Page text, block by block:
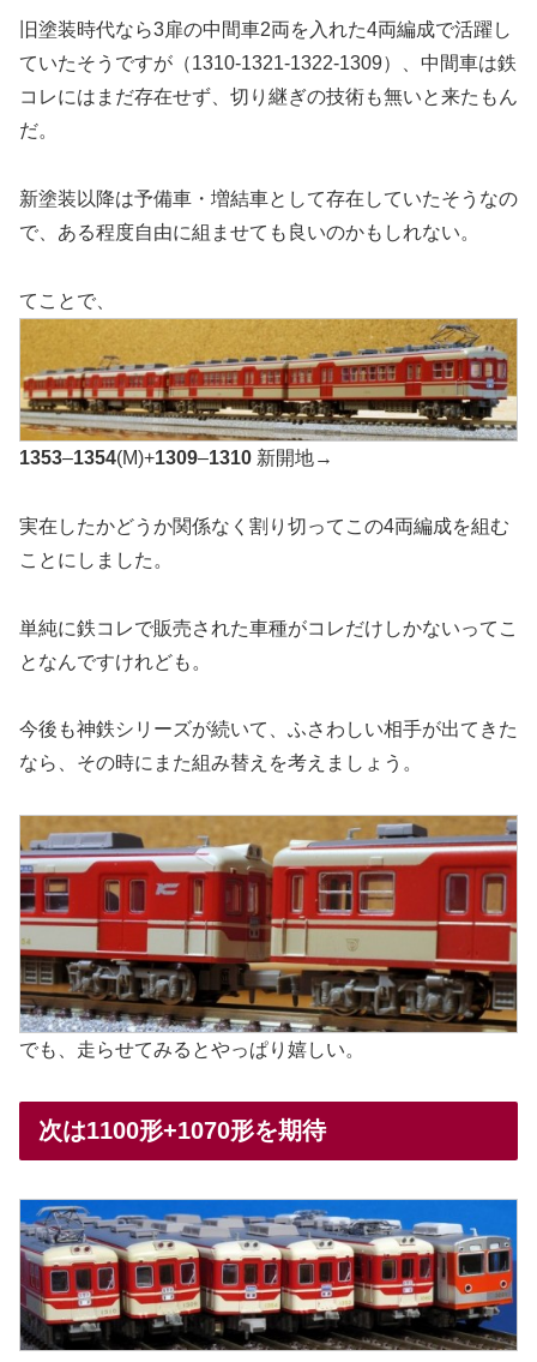
旧塗装時代なら3扉の中間車2両を入れた4両編成で活躍し
ていたそうですが（1310-1321-1322-1309）、中間車は鉄
コレにはまだ存在せず、切り継ぎの技術も無いと来たもん
だ。
新塗装以降は予備車・増結車として存在していたそうなの
で、ある程度自由に組ませても良いのかもしれない。
てことで、
1353–1354(M)+1309–1310 新開地→
実在したかどうか関係なく割り切ってこの4両編成を組む
ことにしました。
単純に鉄コレで販売された車種がコレだけしかないってこ
となんですけれども。
今後も神鉄シリーズが続いて、ふさわしい相手が出てきた
なら、その時にまた組み替えを考えましょう。
でも、走らせてみるとやっぱり嬉しい。
次は1100形+1070形を期待